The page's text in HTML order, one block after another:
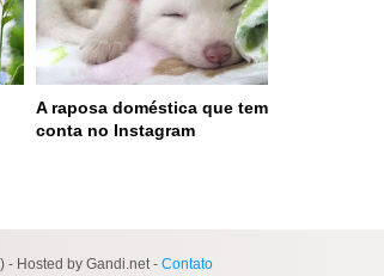
A raposa doméstica que tem
conta no Instagram
- Hosted by Gandi.net - Contato